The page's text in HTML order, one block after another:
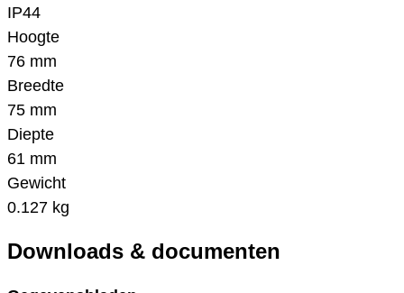
IP44
Hoogte
76 mm
Breedte
75 mm
Diepte
61 mm
Gewicht
0.127 kg
Downloads & documenten